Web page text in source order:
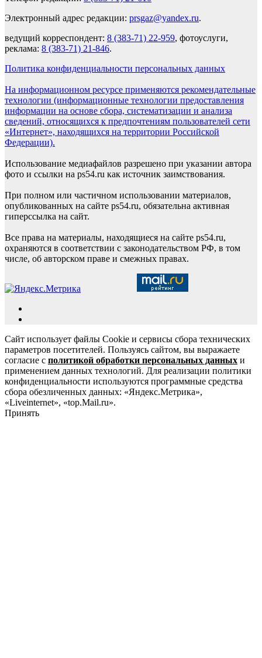
Электронный адрес редакции: prsgaz@yandex.ru.
ведущий корреспондент: 8 (383-71) 22-959, фотоуслуги,
реклама: 8 (383-71) 21-846.
Политика конфиденциальности персональных данных
На информационном ресурсе применяются рекомендательные
технологии (информационные технологии предоставления
информации на основе сбора, систематизации и анализа
сведений, относящихся к предпочтениям пользователей сети
«Интернет», находящихся на территории Российской
Федерации).
Использование медиафайлов разрешено при указании автора
фото и ссылки на ps54.ru как источник заимствования.
При полном или частичном использовании материалов,
опубликованных на сайте ps54.ru, обязательна активная
гиперссылка на сайт.
Все права на материалы, находящиеся на сайте ps54.ru,
охраняются в соответствии с законодательством РФ, в том
числе, об авторском праве и смежных правах.
Сайт использует файлы Cookie и сервисы сбора технических
параметров посетителей. Пользуясь сайтом, вы выражаете
согласие с политикой обработки персональных данных и
применением данных технологий. Для реализации политики
конфиденциальности используются программные средства
сбора обезличенных данных: «Яндекс.Метрика»,
«Liveinternet», «top.Mail.ru».
Принять